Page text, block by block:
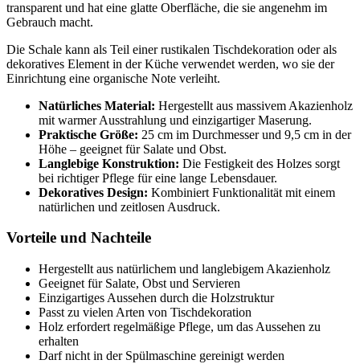
transparent und hat eine glatte Oberfläche, die sie angenehm im
Gebrauch macht.
Die Schale kann als Teil einer rustikalen Tischdekoration oder als
dekoratives Element in der Küche verwendet werden, wo sie der
Einrichtung eine organische Note verleiht.
Natürliches Material: Hergestellt aus massivem Akazienholz
mit warmer Ausstrahlung und einzigartiger Maserung.
Praktische Größe: 25 cm im Durchmesser und 9,5 cm in der
Höhe – geeignet für Salate und Obst.
Langlebige Konstruktion: Die Festigkeit des Holzes sorgt
bei richtiger Pflege für eine lange Lebensdauer.
Dekoratives Design: Kombiniert Funktionalität mit einem
natürlichen und zeitlosen Ausdruck.
Vorteile und Nachteile
Hergestellt aus natürlichem und langlebigem Akazienholz
Geeignet für Salate, Obst und Servieren
Einzigartiges Aussehen durch die Holzstruktur
Passt zu vielen Arten von Tischdekoration
Holz erfordert regelmäßige Pflege, um das Aussehen zu
erhalten
Darf nicht in der Spülmaschine gereinigt werden